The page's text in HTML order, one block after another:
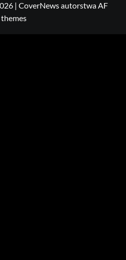
| CoverNewsautorstwa AF
themes